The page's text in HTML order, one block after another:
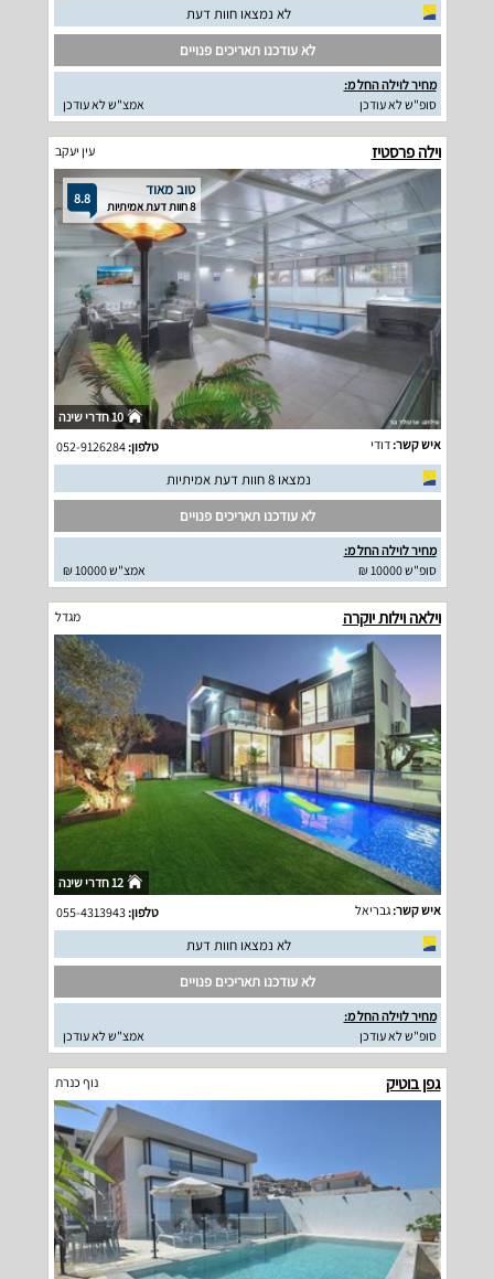
לא נמצאו חוות דעת
לא עודכנו תאריכים פנויים
מחיר לוילה החל מ:
סופ"ש לא עודכן
אמצ"ש לא עודכן
וילה פרסטיז עין יעקב
8.8 טוב מאוד
8 חוות דעת אמיתיות
10 חדרי שינה
איש קשר:דודי טלפון:052-9126284
נמצאו 8 חוות דעת אמיתיות
לא עודכנו תאריכים פנויים
מחיר לוילה החל מ:
סופ"ש 10000 ₪
אמצ"ש 10000 ₪
וילאה וילות יוקרה מגדל
12 חדרי שינה
איש קשר:גבריאל טלפון:055-4313943
לא נמצאו חוות דעת
לא עודכנו תאריכים פנויים
מחיר לוילה החל מ:
סופ"ש לא עודכן
אמצ"ש לא עודכן
גפן בוטיק נוף כנרת